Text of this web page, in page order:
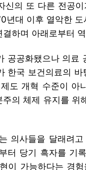
신의 또 다른 전공
대 이후 열악한
하며 아래로부터
공공화됐으나 의료
한국 보건의료의
도 개혁 수준이 아
의 체제 유지를 위
의사들을 달래려
당기 흑자를 기
이 가능하다는 경